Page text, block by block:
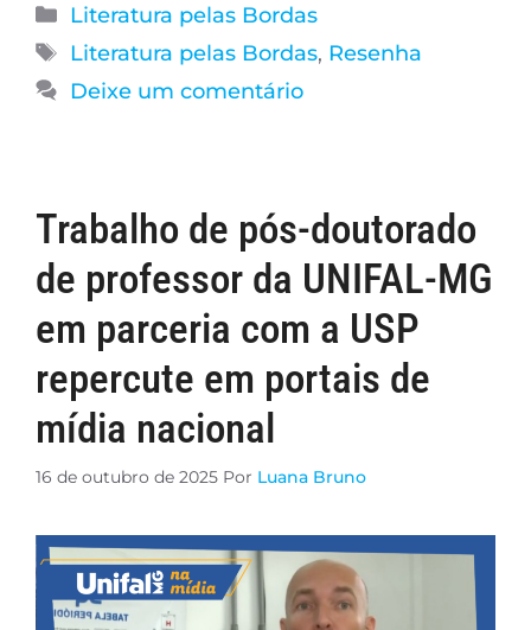
Literatura pelas Bordas
Literatura pelas Bordas, Resenha
Deixe um comentário
Trabalho de pós-doutorado
de professor da UNIFAL-MG
em parceria com a USP
repercute em portais de
mídia nacional
16 de outubro de 2025 Por Luana Bruno